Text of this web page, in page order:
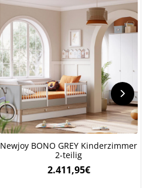
Newjoy BONO GREY Kinderzimmer
2-teilig
2.411,95€